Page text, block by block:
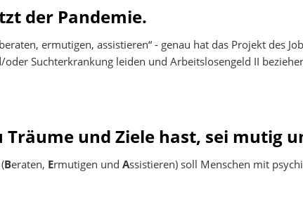
Bedarfsrechner
der Pandemie.
ermutigen, assistieren“ - genau hat das Projekt des
oder Suchterkrankung leiden und Arbeitslosengeld II
derTräume und Ziele hast, sei mutig
(Beraten, Ermutigen und Assistieren) soll Menschen mit